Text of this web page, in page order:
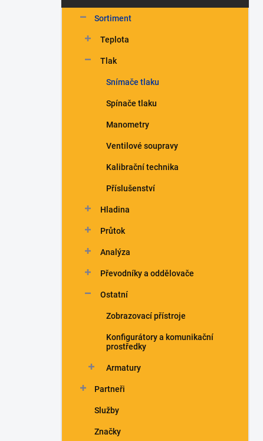
s
kategorie
Sortiment
Teplota
Tlak
Snímače tlaku
Spínače tlaku
Manometry
Ventilové soupravy
Kalibrační technika
Příslušenství
Hladina
Průtok
Analýza
Převodníky a oddělovače
Ostatní
Zobrazovací přístroje
Konfigurátory a komunikační
prostředky
Armatury
Partneři
Služby
Značky